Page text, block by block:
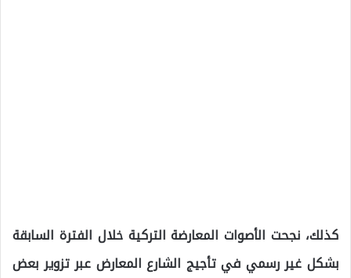
كذلك، نجحت الأصوات المعارضة التركية خلال الفترة السابقة
بشكل غير رسمي في تأجيج الشارع المعارض عبر تزوير بعض